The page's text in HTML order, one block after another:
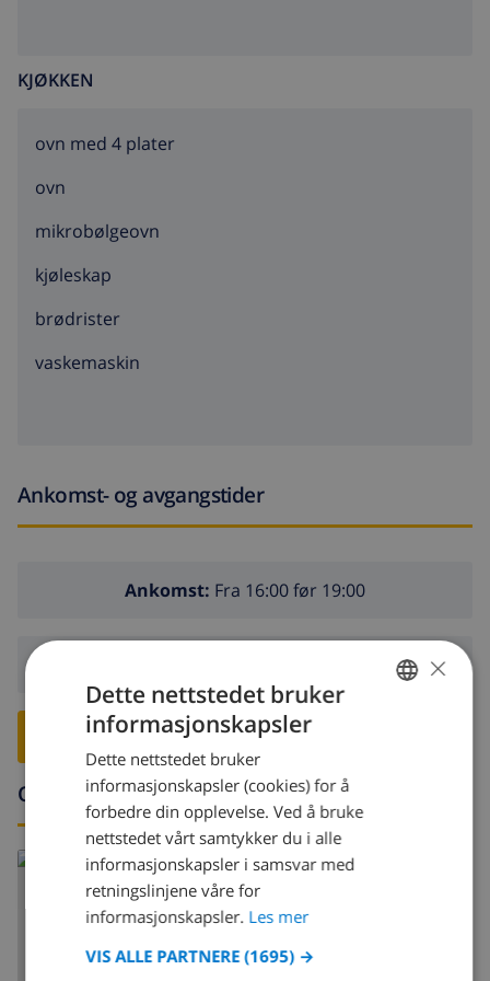
KJØKKEN
ovn med 4 plater
ovn
mikrobølgeovn
kjøleskap
brødrister
vaskemaskin
Ankomst- og avgangstider
Ankomst: Fra 16:00 før 19:00
RESERVER DENNE VILLAEN ›
Omgivelser
Les mer om:
Spania >
SPANISH
GERMAN
×
Dette nettstedet bruker
informasjonskapsler
Dette nettstedet bruker
informasjonskapsler (cookies) for å
forbedre din opplevelse. Ved å bruke
nettstedet vårt samtykker du i alle
informasjonskapsler i samsvar med
retningslinjene våre for
informasjonskapsler. Les mer
VIS ALLE PARTNERE (1695) →